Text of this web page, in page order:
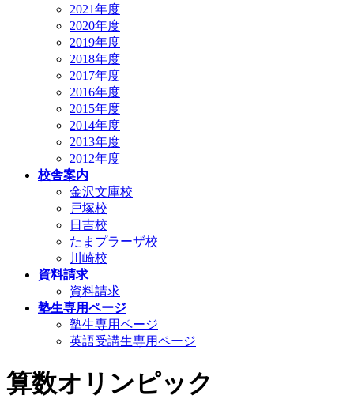
2021年度
2020年度
2019年度
2018年度
2017年度
2016年度
2015年度
2014年度
2013年度
2012年度
校舎案内
金沢文庫校
戸塚校
日吉校
たまプラーザ校
川崎校
資料請求
資料請求
塾生専用ページ
塾生専用ページ
英語受講生専用ページ
算数オリンピック